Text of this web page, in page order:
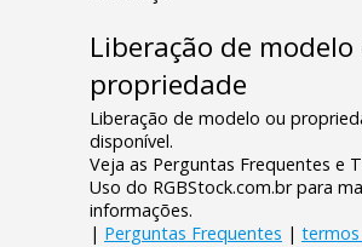
Liberação de modelo
propriedade
Liberação de modelo ou
disponível.
Veja as Perguntas Frequentes e
Uso do RGBStock.com.br para
informações.
| Perguntas Frequentes |